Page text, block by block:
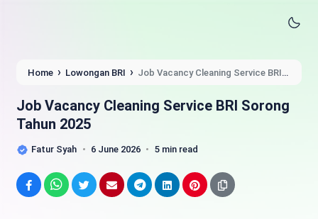
Home › Lowongan BRI › Job Vacancy Cleaning Service BRI
Job Vacancy Cleaning Service BRI Sorong
Tahun 2025
Fatur Syah 6 June 2026 5 min read